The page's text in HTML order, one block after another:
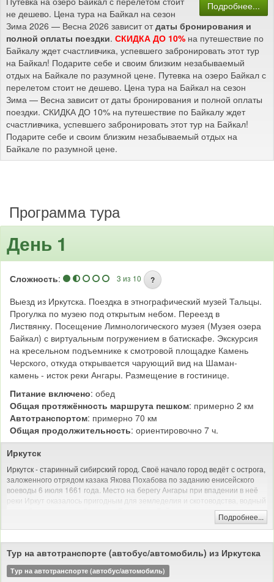
Подробнее...
не дешево. Цена тура на Байкал на сезон
Зима 2026 — Весна 2026 зависит отдаты бронирования и
полной оплаты поездки. СКИДКА ДО 10% на путешествие по
Байкалу ждет счастливчика, успевшего забронировать этот тур
на Байкал! Подарите себе и своим близким незабываемый
отдых на Байкале по разумной цене. Путевка на озеро Байкал с
перелетом стоит не дешево. Цена тура на Байкал на сезон
Зима — Весна зависит от даты бронирования и полной оплаты
поездки. СКИДКА ДО 10% на путешествие по Байкалу ждет
счастливчика, успевшего забронировать этот тур на Байкал!
Подарите себе и своим близким незабываемый отдых на
Байкале по разумной цене.
Программа тура
День 1
Сложность: 3 из 10 ?
Выезд из Иркутска. Поездка в этнографический музей Тальцы.
Прогулка по музею под открытым небом. Переезд в
Листвянку. Посещение Лимнологического музея (Музея озера
Байкал) с виртуальным погружением в батискафе. Экскурсия
на кресельном подъемнике к смотровой площадке Камень
Черского, откуда открывается чарующий вид на Шаман-
камень - исток реки Ангары. Размещение в гостинице.
Питание включено: обед
Общая протяжённость маршрута пешком: примерно 2 км
Автотранспортом: примерно 70 км
Общая продолжительность: ориентировочно 7 ч.
Иркутск
Иркутск - старинный сибирский город. Своё начало город ведёт с острога,
заложенного отрядом казака Якова Похабова по заданию енисейского
воеводы 6 июля 1661 года. Место на берегу Ангары при впадении в неё
реки Иркут оказалось пригодным для земледелия и скотоводства, водный
В день закладки острога Похабов докладывал: «Тут место самое лучшее,
— все близко; а опроче того места острогу ставить негде: места степные и
неугожие».
До Октябрьской революции Иркутск был купеческим городом, долгое
Подробнее...
Тур на автотранспорте (автобус/автомобиль) из Иркутска
Тур на автотранспорте (автобус/автомобиль)